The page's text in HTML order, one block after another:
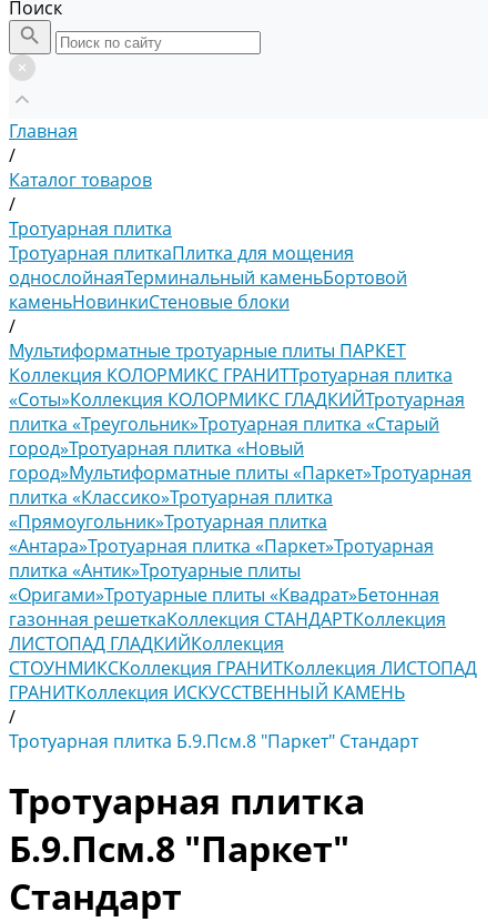
Поиск
Главная
/
Каталог товаров
/
Тротуарная плитка
Тротуарная плиткаПлитка для мощения
однослойнаяТерминальный каменьБортовой
каменьНовинкиСтеновые блоки
/
Мультиформатные тротуарные плиты ПАРКЕТ
Коллекция КОЛОРМИКС ГРАНИТТротуарная плитка
«Соты»Коллекция КОЛОРМИКС ГЛАДКИЙТротуарная
плитка «Треугольник»Тротуарная плитка «Старый
город»Тротуарная плитка «Новый
город»Мультиформатные плиты «Паркет»Тротуарная
плитка «Классико»Тротуарная плитка
«Прямоугольник»Тротуарная плитка
«Антара»Тротуарная плитка «Паркет»Тротуарная
плитка «Антик»Тротуарные плиты
«Оригами»Тротуарные плиты «Квадрат»Бетонная
газонная решеткаКоллекция СТАНДАРТКоллекция
ЛИСТОПАД ГЛАДКИЙКоллекция
СТОУНМИКСКоллекция ГРАНИТКоллекция ЛИСТОПАД
ГРАНИТКоллекция ИСКУССТВЕННЫЙ КАМЕНЬ
/
Тротуарная плитка Б.9.Псм.8 "Паркет" Стандарт
Тротуарная плитка
Б.9.Псм.8 "Паркет"
Стандарт